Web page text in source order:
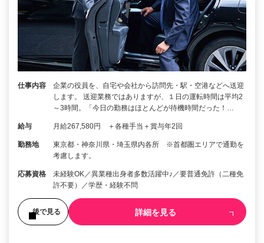
仕事内容
企業の役員を、自宅や会社から訪問先・駅・空港などへ送迎
します。 送迎業務ではありますが、１日の運転時間は平均2
～3時間。「今日の勤務はほとんどが待機時間だった！…
給与 月給267,580円 ＋各種手当＋賞与年2回
勤務地
東京都・神奈川県・埼玉県内各所 ※首都圏エリアで通勤を
考慮します。
応募資格
未経験OK／異業種出身者多数活躍中♪／要普通免許（二種免
許不要）／学歴・経験不問
後で見る 詳細を見る